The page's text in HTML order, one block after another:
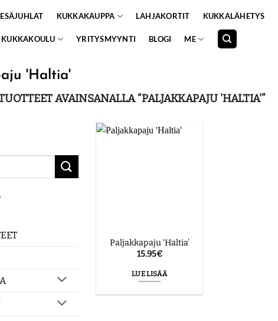
KUKKAKAUPPA LAHJAKORTIT KUKKALÄHETYS
KUKKAKOULU YRITYSMYYNTI BLOGI ME
'Haltia'
AVAINSANALLA “PALJAKKAPAJU 'HALTIA'”
Paljakkapaju ‘Haltia’
15.95€
LUE LISÄÄ